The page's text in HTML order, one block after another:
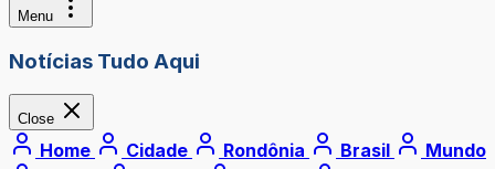
Menu
Notícias Tudo Aqui
Close
Home Cidade Rondônia Brasil
Mundo